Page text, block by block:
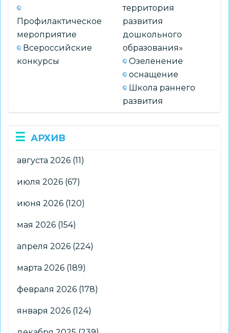
Профилактическое
мероприятие
Всероссийские
конкурсы
территория
развития
дошкольного
образования»
Озеленение
оснащение
Школа раннего
развития
АРХИВ
августа 2026 (11)
июля 2026 (67)
июня 2026 (120)
мая 2026 (154)
апреля 2026 (224)
марта 2026 (189)
февраля 2026 (178)
января 2026 (124)